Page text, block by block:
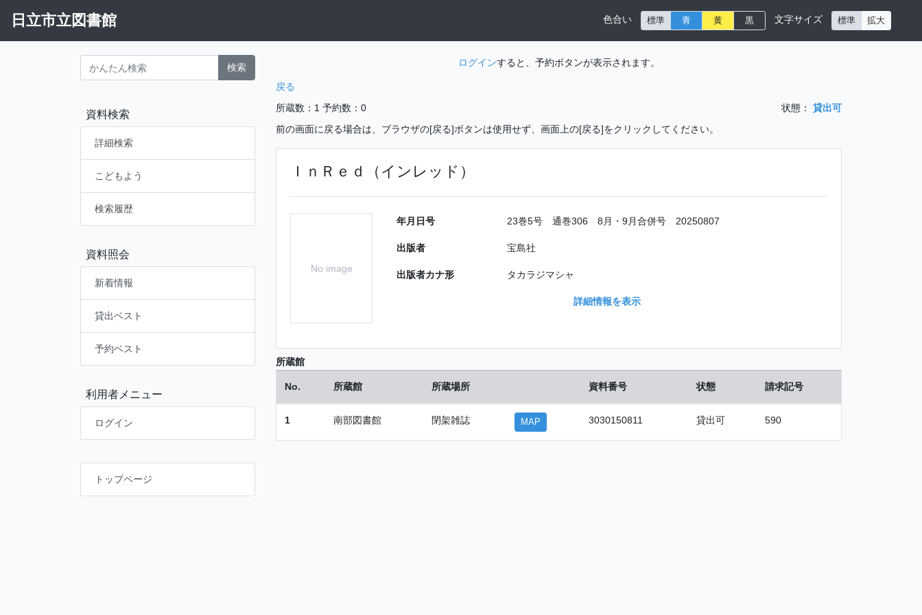
日立市立図書館 色合い 標準 青 黄 黒 文字サイズ 標準 拡大
検索
資料検索
詳細検索
こどもよう
検索履歴
資料照会
新着情報
貸出ベスト
予約ベスト
利用者メニュー
ログイン
トップページ
ログインすると、予約ボタンが表示されます。
戻る
所蔵数：1 予約数：0 状態：
貸出可
前の画面に戻る場合は、ブラウザの[戻る]ボタンは使用せず、画面上の[戻る]をクリックしてください。
ＩｎＲｅｄ（インレッド）
No image
年月日号 23巻5号 通巻306 8月・9月合併号 20250807
出版者 宝島社
出版者カナ形 タカラジマシャ
詳細情報を表示
所蔵館
No. 所蔵館 所蔵場所 資料番号 状態 請求記号
1 南部図書館 閉架雑誌 MAP 3030150811 貸出可 590